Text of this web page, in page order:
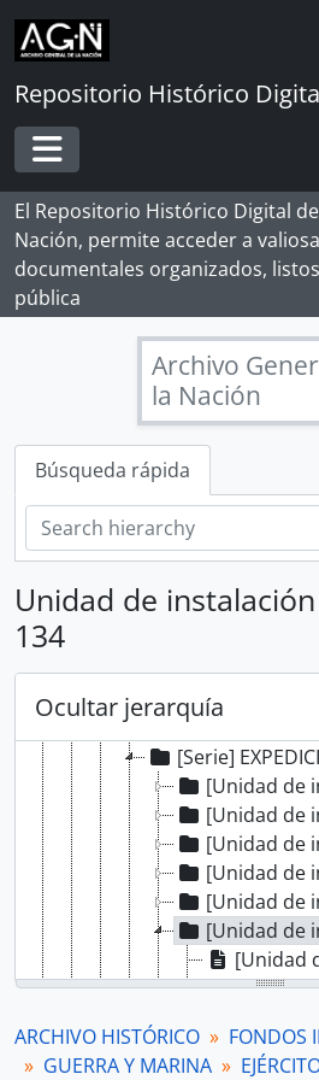
Skip to main content
Repositorio Histórico
Toggle navigation
El Repositorio Histórico Digital
Nación, permite acceder a
documentales organizados,
pública
Archivo
la Nación
Búsqueda rápida
Unidad de instalación
134
Ocultar jerarquía
[Record group] ARCHIVO
[Agrupación documental]
[Fondo] CABILDO DE
[Fondo] REAL
[Fondo] RENTA DE
[Fondo] GUERRA Y
[Sección] MARINA
[Sección] AUDITORÍA
[Sección] EJÉRCITO
[Serie]
[Unidad de
[Unidad de
[Unidad de
[Unidad de
[Unidad de
[Unidad de
[Unidad
[Unidad
[Unidad
ARCHIVO HISTÓRICO
FONDOS
GUERRA Y MARINA